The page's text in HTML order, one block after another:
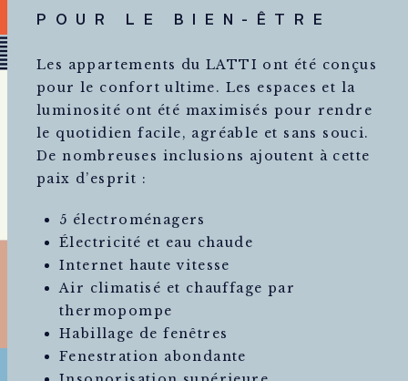
POUR LE BIEN-ÊTRE
Les appartements du LATTI ont été conçus
pour le confort ultime. Les espaces et la
luminosité ont été maximisés pour rendre
le quotidien facile, agréable et sans souci.
De nombreuses inclusions ajoutent à cette
paix d’esprit :
5 électroménagers
Électricité et eau chaude
Internet haute vitesse
Air climatisé et chauffage par
thermopompe
Habillage de fenêtres
Fenestration abondante